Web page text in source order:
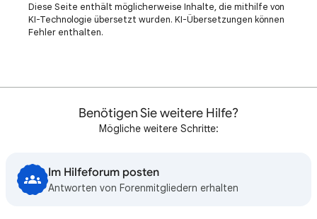
Diese Seite enthält möglicherweise Inhalte, die mithilfe von
KI-Technologie übersetzt wurden. KI-Übersetzungen können
Fehler enthalten.
Benötigen Sie weitere Hilfe?
Mögliche weitere Schritte:
Im Hilfeforum posten
Antworten von Forenmitgliedern erhalten